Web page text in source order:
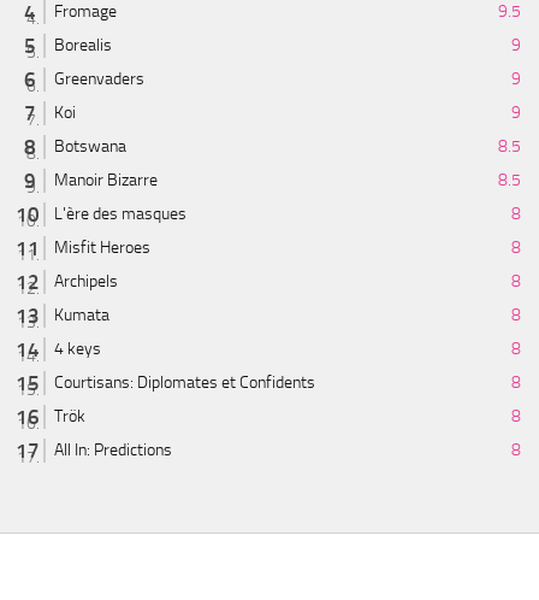
Fromage
9.5
Borealis
9
Greenvaders
9
Koi
9
Botswana
8.5
Manoir Bizarre
8.5
L'ère des masques
8
Misfit Heroes
8
Archipels
8
Kumata
8
4 keys
8
Courtisans: Diplomates et Confidents
8
Trök
8
All In: Predictions
8